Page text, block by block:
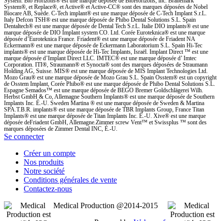
System®, et Replace®, et Active® et Active-CC® sont des marques déposées de Nobel
Biocare AB, Suède. C-Tech implant® est une marque déposée de C-Tech Implant S.r.L.
Italy Defcon TSH® est une marque déposée de Phibo Dental Solutions S.L. Spain
Dentaltech® est une marque déposée de Dental Tech S.r.L. Italie DIO implants® est une
marque déposée de DIO Implant system CO. Ltd. Corée Euroteknica® est une marque
déposée d’Euroteknica France. Friadent® est une marque déposée de Friadent NA
Eckermann® est une marque déposée de Eckermann Laboratorium S.L. Spain Hi-Tec
implants® est une marque déposée de Hi-Tec Implants, Israël. Implant Direct ™ est une
marque déposée d’Implant Direct LLC. IMTEC® est une marque déposée d’ Imtec
Corporation. ITI®, Straumann® et Synocta® sont des marques déposées de Straumann
Holding AG, Suisse. MIS® est une marque déposée de MIS Implant Technologies Ltd.
Mozo Grau® est une marque déposée de Mozo Grau S.L. Spain Osstem® est un copyright
de Osstem Implant, Corée Phibo® est une marque déposée de Phibo Dental Solutions S.L.
Espagne Semados™ est une marque déposée de BEGO Bremer Goldschlägerei Wilh.
Herbst GmbH & Co, Allemagne Southern Implants® est une marque déposée de Southern
Implants Inc. É.-U. Sweden Martina ® est une marque déposée de Sweden & Martina
SPA.T.B.R. implants® est une marque déposée de TBR Implants Group, France Titan
Implants® est une marque déposée de Titan Implants Inc. É.-U. Xive® est une marque
déposée deFriadent GmbH, Allemagne.Zimmer screw Vent™ et Swissplus ™ sont des
marques déposées de Zimmer Dental INC, É.-U.
Se connecter
Créer un compte
Nos produits
Notre société
Conditions générales de vente
Contactez-nous
Medical Production @2014-2015